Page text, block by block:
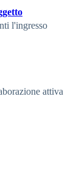
l'ingresso
attiva